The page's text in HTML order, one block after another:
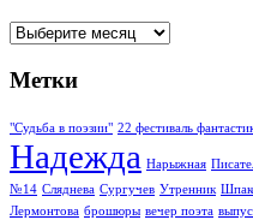
Архивы
Метки
"Судьба в поэзии" 22 фестиваль
Надежда Нарыжная
№14 Сляднева Сургучев Утренник
Лермонтова брошюры вечер поэта